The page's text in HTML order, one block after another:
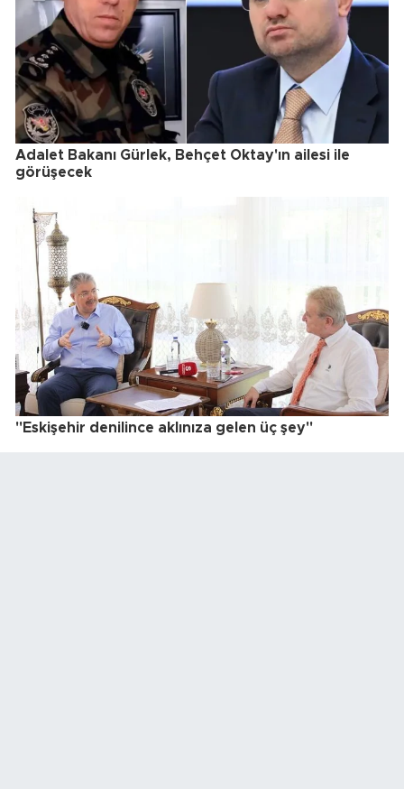
Adalet Bakanı Gürlek, Behçet Oktay'ın ailesi ile
görüşecek
"Eskişehir denilince aklınıza gelen üç şey"